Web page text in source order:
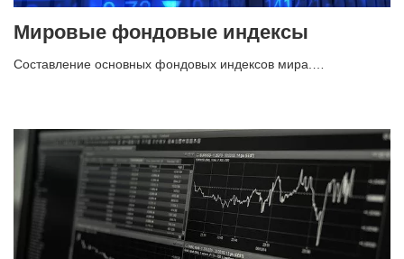
Мировые фондовые индексы
Составление основных фондовых индексов мира.…